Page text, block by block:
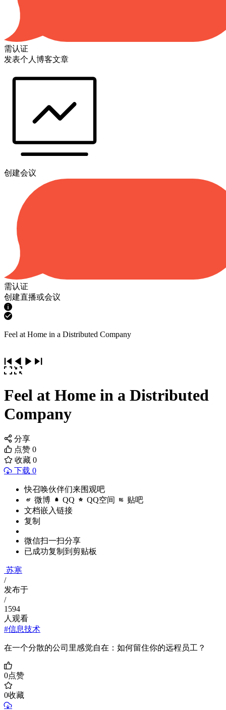
需认证
发表个人博客文章
创建会议
需认证
创建直播或会议
Feel at Home in a Distributed Company
Feel at Home in a Distributed
Company
分享
点赞 0
收藏 0
下载 0
快召唤伙伴们来围观吧
微博 QQ QQ空间 贴吧
文档嵌入链接
复制
微信扫一扫分享
已成功复制到剪贴板
苏寒
/
发布于
/
1594
人观看
#信息技术
在一个分散的公司里感觉自在：如何留住你的远程员工？
0点赞
0收藏